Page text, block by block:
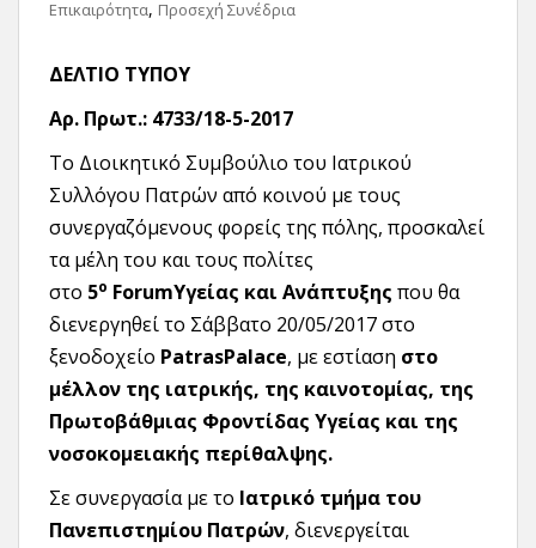
Επικαιρότητα, Προσεχή Συνέδρια
ΔΕΛΤΙΟ ΤΥΠΟΥ
Αρ. Πρωτ.: 4733/18-5-2017
Το Διοικητικό Συμβούλιο του Ιατρικού
Συλλόγου Πατρών από κοινού με τους
συνεργαζόμενους φορείς της πόλης, προσκαλεί
τα μέλη του και τους πολίτες
στο 5ο ForumΥγείας και Ανάπτυξης που θα
διενεργηθεί το Σάββατο 20/05/2017 στο
ξενοδοχείο PatrasPalace, με εστίαση στο
μέλλον της ιατρικής, της καινοτομίας, της
Πρωτοβάθμιας Φροντίδας Υγείας και της
νοσοκομειακής περίθαλψης.
Σε συνεργασία με το Ιατρικό τμήμα του
Πανεπιστημίου Πατρών, διενεργείται